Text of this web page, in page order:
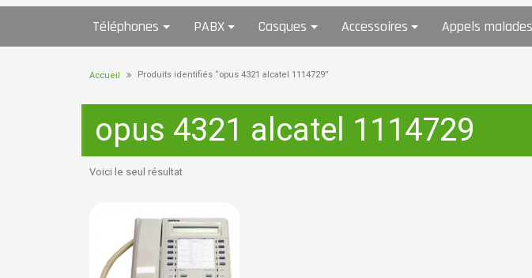
Téléphones PABX Casques Accessoires Appels malades
Accueil Produits identifiés “opus 4321 alcatel 1114729”
opus 4321 alcatel 1114729
Voici le seul résultat